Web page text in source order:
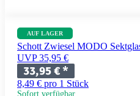
AUF LAGER
Schott Zwiesel MODO
UVP 35,95 €
33,95 €*
8,49 € pro 1 Stück
Sofort verfügbar